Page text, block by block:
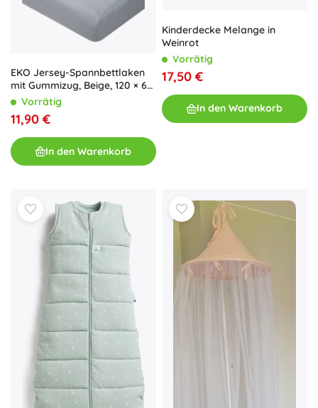
EKO Jersey-Spannbettlaken
mit Gummizug, Beige, 120 × 60
cmVorrätig
11,90 €
In den Warenkorb
Kinderdecke Melange in
Weinrot
Vorrätig
17,50 €
In den Warenkorb